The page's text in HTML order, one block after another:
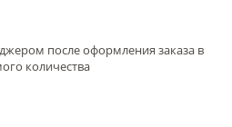
после оформления заказа в
количества